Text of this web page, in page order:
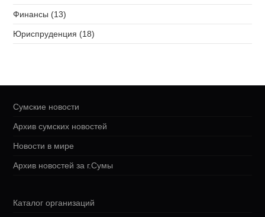
Финансы (13)
Юриспруденция (18)
Сумские новости
Архив сумских новостей
Новости в мире
Архив новостей за г.Сумы
Каталог организаций